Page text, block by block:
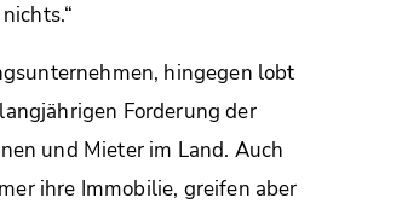
hingegen lobt
Forderung der
und Mieter im Land. Auch
ihre Immobilie, greifen aber